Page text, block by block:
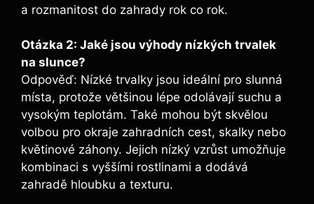
a rozmanitost do zahrady rok co rok.
Otázka 2: Jaké jsou výhody nízkých trvalek
na slunce?
Odpověď: Nízké trvalky jsou ideální pro slunná
místa, protože většinou lépe odolávají suchu a
vysokým teplotám. Také mohou být skvělou
volbou pro okraje zahradních cest, skalky nebo
květinové záhony. Jejich nízký vzrůst umožňuje
kombinaci s vyššími rostlinami a dodává
zahradě hloubku a texturu.